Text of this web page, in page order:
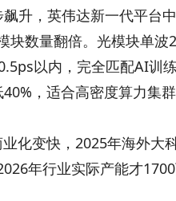
升，英伟达新一代平台
块数量翻倍。光模块单
以内，完全匹配AI训
，适合高密度算力集
化变快，2025年海外大
年行业实际产能才